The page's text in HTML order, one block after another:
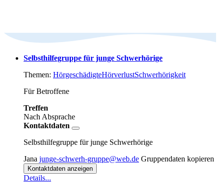
Selbsthilfegruppe für junge Schwerhörige
Themen: HörgeschädigteHörverlustSchwerhörigkeit
Für Betroffene
Treffen
Nach Absprache
Kontaktdaten
Selbsthilfegruppe für junge Schwerhörige
Jana junge-schwerh-gruppe@web.de Gruppendaten kopieren
Kontaktdaten anzeigen
Details...